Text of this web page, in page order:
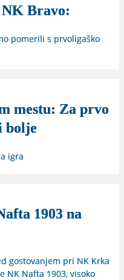
Bravo:
pomerili s prvoligaško
mestu: Za prvo
bolje
igra
1903 na
gostovanjem pri NK Krka
Nafta 1903, visoko